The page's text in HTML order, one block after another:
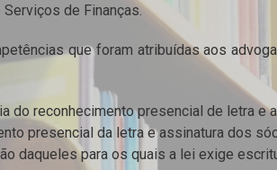
de Finanças.
que foram atribuídas aos
reconhecimento presencial de letra e
presencial da letra e assinatura dos
daqueles para os quais a lei exige